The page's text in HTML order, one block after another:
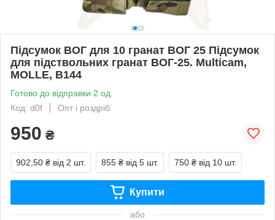
Підсумок ВОГ для 10 гранат ВОГ 25 Підсумок
для підствольних гранат ВОГ-25. Multicam,
MOLLE, В144
Готово до відправки 2 од.
Код: d0f
Опт і роздріб
950 ₴
902,50 ₴ від 2 шт. 855 ₴ від 5 шт. 750 ₴ від 10 шт.
Купити
або